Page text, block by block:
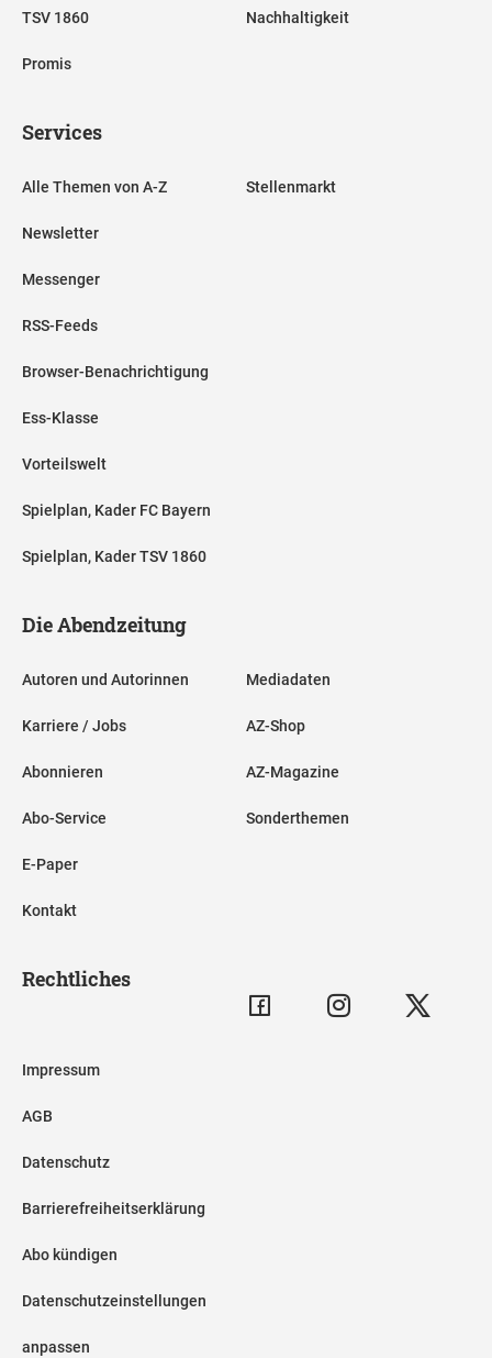
TSV 1860
Promis
Nachhaltigkeit
Services
Alle Themen von A-Z
Newsletter
Messenger
RSS-Feeds
Browser-Benachrichtigung
Ess-Klasse
Vorteilswelt
Spielplan, Kader FC Bayern
Spielplan, Kader TSV 1860
Stellenmarkt
Die Abendzeitung
Autoren und Autorinnen
Karriere / Jobs
Abonnieren
Abo-Service
E-Paper
Kontakt
Mediadaten
AZ-Shop
AZ-Magazine
Sonderthemen
Rechtliches
Impressum
AGB
Datenschutz
Barrierefreiheitserklärung
Abo kündigen
Datenschutzeinstellungen
anpassen